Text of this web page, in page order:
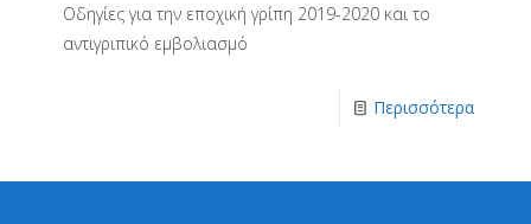
Οδηγίες για την εποχική γρίπη 2019-2020 και το
αντιγριπικό εμβολιασμό
Περισσότερα